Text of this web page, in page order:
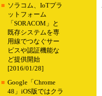
■ ソラコム、IoTプラ
ットフォーム
「SORACOM」と
既存システムを専
用線でつなぐサー
ビスや認証機能な
ど提供開始
[2016/01/28]
■ Google「Chrome
48」iOS版ではクラ